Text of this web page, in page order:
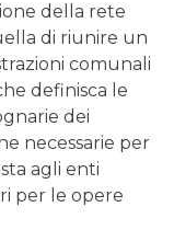
della rete
di riunire un
comunali
definisca le
dei
necessarie per
agli enti
per le opere